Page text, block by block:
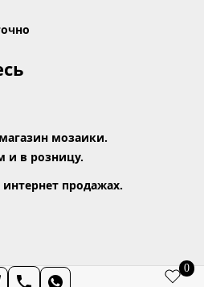
мозаики.
и в розницу.
интернет продажах.
0